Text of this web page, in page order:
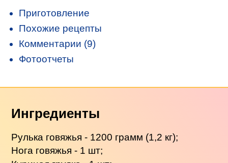
Приготовление
Похожие рецепты
Комментарии (9)
Фотоотчеты
Ингредиенты
Рулька говяжья - 1200 грамм (1,2 кг);
Нога говяжья - 1 шт;